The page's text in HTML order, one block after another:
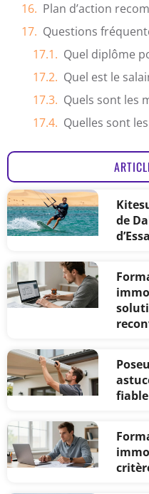
Plan d’action
Questions
de
fiable